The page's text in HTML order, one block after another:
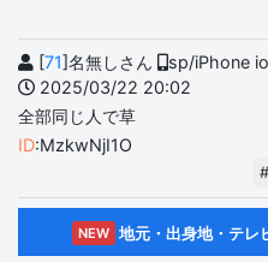
[71]名無しさん
sp/iPhone
2025/03/22 20:02
全部同じ人で草
ID:MzkwNjI1O
NEW 地元・出身地・テレ